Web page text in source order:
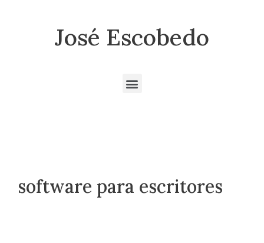
José Escobedo
software para escritores